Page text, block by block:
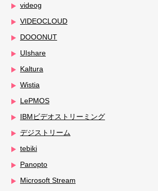
videog
VIDEOCLOUD
DOOONUT
UIshare
Kaltura
Wistia
LePMOS
IBMビデオストリーミング
デジストリーム
tebiki
Panopto
Microsoft Stream